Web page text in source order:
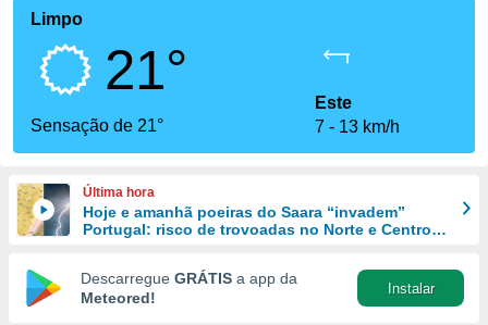
foi
fornecidas
a este
das
e
forma
digital
Limpo
21°
Sensação de 21°
Este
7
13 km/h
Última hora
Hoje e amanhã poeiras do Saara “invadem”
Portugal: risco de trovoadas no Norte e Centro
Descarregue GRÁTIS a app da
Meteored!
Instalar